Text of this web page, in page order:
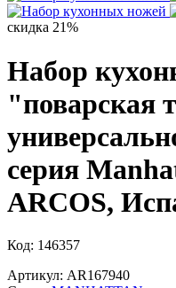
скидка 21%
Набор
"поварская
серия
ARCOS,
Код: 146357
Артикул: AR167940